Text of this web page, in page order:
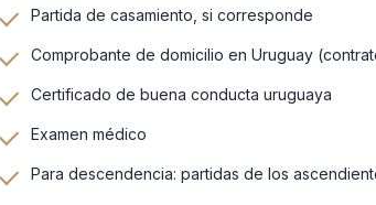
Partida de casamiento, si corresponde
Comprobante de domicilio en Uruguay
Certificado de buena conducta uruguaya
Examen médico
Para descendencia: partidas de los